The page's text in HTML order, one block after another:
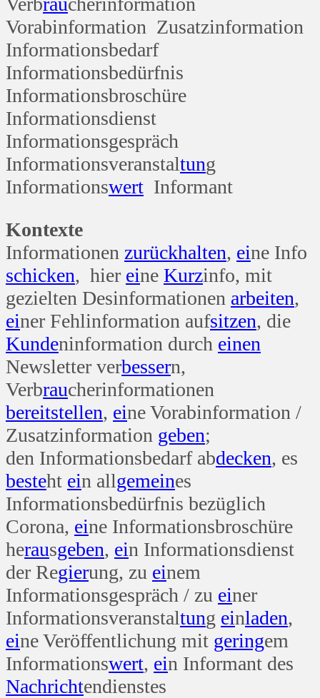
Vorabinformation Zusatzinformation
Informationsbedarf
Informationsbedürfnis
Informationsbroschüre
Informationsdienst
Informationsgespräch
Informationsveranstaltung
Informationswert Informant
Kontexte
Informationen zurückhalten, eine Info
schicken, hier eine Kurzinfo, mit
gezielten Desinformationen arbeiten,
einer Fehlinformation aufsitzen, die
Kundeninformation durch einen
Newsletter verbessern,
Verbraucherinformationen
bereitstellen, eine Vorabinformation /
Zusatzinformation geben;
den Informationsbedarf abdecken, es
besteht ein allgemeines
Informationsbedürfnis bezüglich
Corona, eine Informationsbroschüre
herausgeben, ein Informationsdienst
der Regierung, zu einem
Informationsgespräch / zu einer
Informationsveranstaltung einladen,
eine Veröffentlichung mit geringem
Informationswert, ein Informant des
Nachrichtendienstes